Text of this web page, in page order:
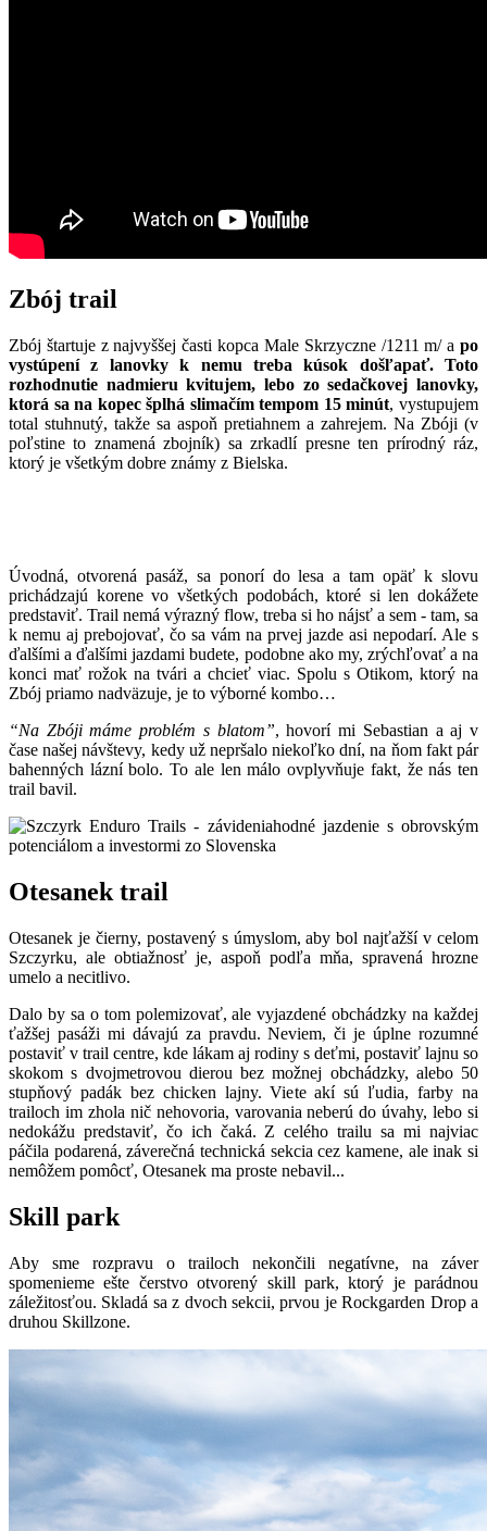
Zbój trail
Zbój štartuje z najvyššej časti kopca Male Skrzyczne /1211 m/ a po
vystúpení z lanovky k nemu treba kúsok došľapať. Toto
rozhodnutie nadmieru kvitujem, lebo zo sedačkovej lanovky,
ktorá sa na kopec šplhá slimačím tempom 15 minút, vystupujem
total stuhnutý, takže sa aspoň pretiahnem a zahrejem. Na Zbóji (v
poľstine to znamená zbojník) sa zrkadlí presne ten prírodný ráz,
ktorý je všetkým dobre známy z Bielska.
Úvodná, otvorená pasáž, sa ponorí do lesa a tam opäť k slovu
prichádzajú korene vo všetkých podobách, ktoré si len dokážete
predstaviť. Trail nemá výrazný flow, treba si ho nájsť a sem - tam, sa
k nemu aj prebojovať, čo sa vám na prvej jazde asi nepodarí. Ale s
ďalšími a ďalšími jazdami budete, podobne ako my, zrýchľovať a na
konci mať rožok na tvári a chcieť viac. Spolu s Otikom, ktorý na
Zbój priamo nadväzuje, je to výborné kombo…
“Na Zbóji máme problém s blatom”, hovorí mi Sebastian a aj v
čase našej návštevy, kedy už nepršalo niekoľko dní, na ňom fakt pár
bahenných lázní bolo. To ale len málo ovplyvňuje fakt, že nás ten
trail bavil.
Otesanek trail
Otesanek je čierny, postavený s úmyslom, aby bol najťažší v celom
Szczyrku, ale obtiažnosť je, aspoň podľa mňa, spravená hrozne
umelo a necitlivo.
Dalo by sa o tom polemizovať, ale vyjazdené obchádzky na každej
ťažšej pasáži mi dávajú za pravdu. Neviem, či je úplne rozumné
postaviť v trail centre, kde lákam aj rodiny s deťmi, postaviť lajnu so
skokom s dvojmetrovou dierou bez možnej obchádzky, alebo 50
stupňový padák bez chicken lajny. Viete akí sú ľudia, farby na
trailoch im zhola nič nehovoria, varovania neberú do úvahy, lebo si
nedokážu predstaviť, čo ich čaká. Z celého trailu sa mi najviac
páčila podarená, záverečná technická sekcia cez kamene, ale inak si
nemôžem pomôcť, Otesanek ma proste nebavil...
Skill park
Aby sme rozpravu o trailoch nekončili negatívne, na záver
spomenieme ešte čerstvo otvorený skill park, ktorý je parádnou
záležitosťou. Skladá sa z dvoch sekcii, prvou je Rockgarden Drop a
druhou Skillzone.